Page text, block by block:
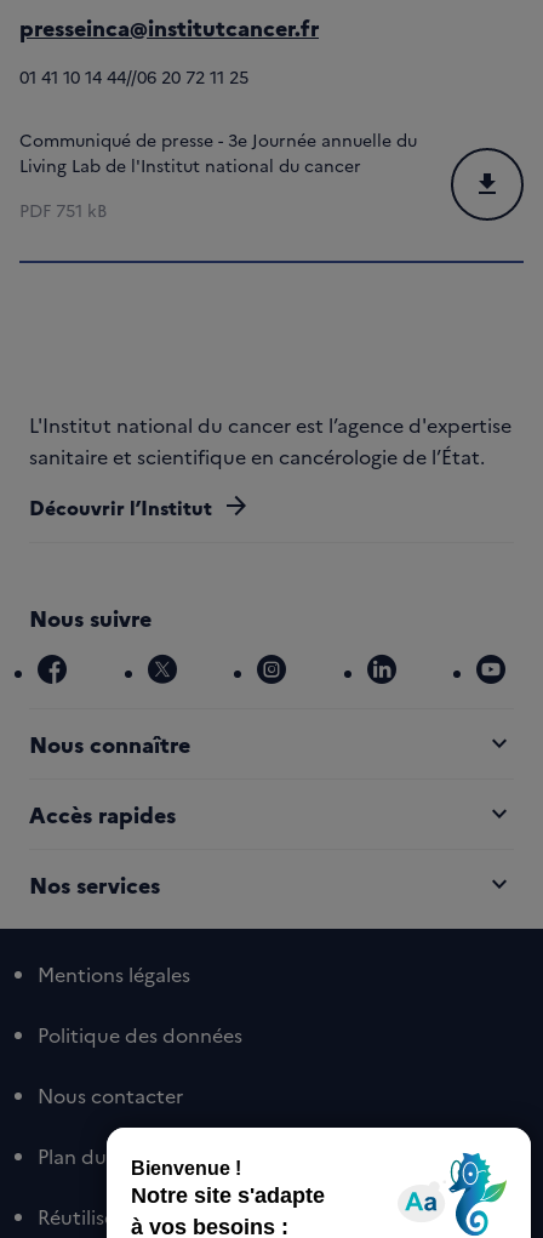
presseinca@institutcancer.fr
01 41 10 14 44//06 20 72 11 25
Communiqué de presse - 3e Journée annuelle du
Living Lab de l'Institut national du cancer
PDF 751 kB
L'Institut national du cancer est l’agence d'expertise
sanitaire et scientifique en cancérologie de l’État.
Découvrir l’Institut arrow_forward
Nous suivre
facebook x instagram linkedin
Nous connaître expand_more
Accès rapides expand_more
Nos services expand_more
Mentions légales
Politique des données
Nous contacter
Plan du site
Réutiliser nos contenus